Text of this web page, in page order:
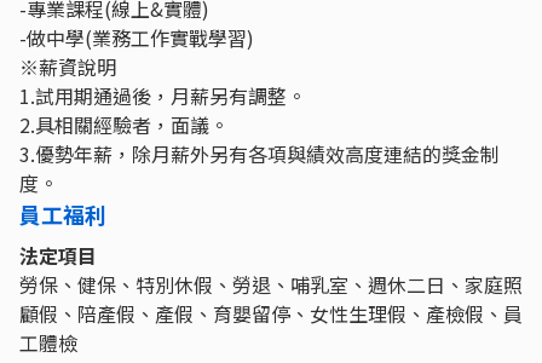
-專業課程(線上&實體)
-做中學(業務工作實戰學習)
※薪資說明
1.試用期通過後，月薪另有調整。
2.具相關經驗者，面議。
3.優勢年薪，除月薪外另有各項與績效高度連結的獎金制
度。
員工福利
法定項目
勞保、健保、特別休假、勞退、哺乳室、週休二日、家庭照
顧假、陪產假、產假、育嬰留停、女性生理假、產檢假、員
工體檢